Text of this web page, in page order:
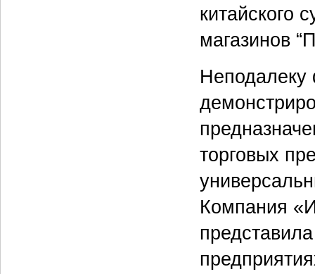
китайского
магазинов
торговых
Компания